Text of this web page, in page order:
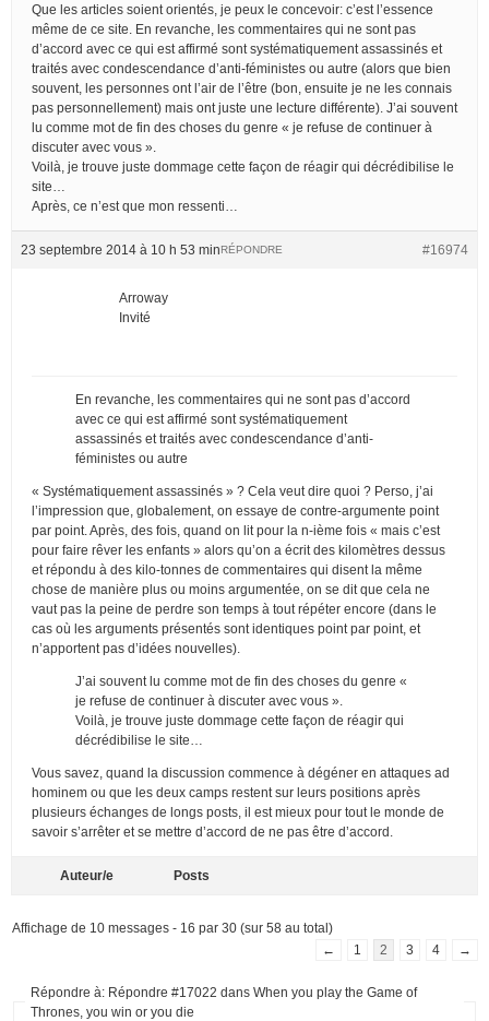
Que les articles soient orientés, je peux le concevoir: c’est l’essence
même de ce site. En revanche, les commentaires qui ne sont pas
d’accord avec ce qui est affirmé sont systématiquement assassinés et
traités avec condescendance d’anti-féministes ou autre (alors que bien
souvent, les personnes ont l’air de l’être (bon, ensuite je ne les connais
pas personnellement) mais ont juste une lecture différente). J’ai souvent
lu comme mot de fin des choses du genre « je refuse de continuer à
discuter avec vous ».
Voilà, je trouve juste dommage cette façon de réagir qui décrédibilise le
site…
Après, ce n’est que mon ressenti…
23 septembre 2014 à 10 h 53 min #16974
RÉPONDRE
Arroway
Invité
En revanche, les commentaires qui ne sont pas d’accord
avec ce qui est affirmé sont systématiquement
assassinés et traités avec condescendance d’anti-
féministes ou autre
« Systématiquement assassinés » ? Cela veut dire quoi ? Perso, j’ai
l’impression que, globalement, on essaye de contre-argumente point
par point. Après, des fois, quand on lit pour la n-ième fois « mais c’est
pour faire rêver les enfants » alors qu’on a écrit des kilomètres dessus
et répondu à des kilo-tonnes de commentaires qui disent la même
chose de manière plus ou moins argumentée, on se dit que cela ne
vaut pas la peine de perdre son temps à tout répéter encore (dans le
cas où les arguments présentés sont identiques point par point, et
n’apportent pas d’idées nouvelles).
J’ai souvent lu comme mot de fin des choses du genre «
je refuse de continuer à discuter avec vous ».
Voilà, je trouve juste dommage cette façon de réagir qui
décrédibilise le site…
Vous savez, quand la discussion commence à dégéner en attaques ad
hominem ou que les deux camps restent sur leurs positions après
plusieurs échanges de longs posts, il est mieux pour tout le monde de
savoir s’arrêter et se mettre d’accord de ne pas être d’accord.
Auteur/e Posts
Affichage de 10 messages - 16 par 30 (sur 58 au total)
←
1 2 3 4 →
Répondre à: Répondre #17022 dans When you play the Game of
Thrones, you win or you die